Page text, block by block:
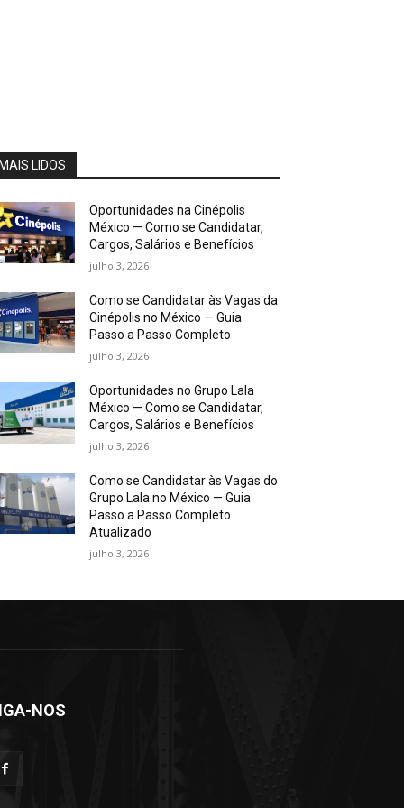
MAIS LIDOS
Oportunidades na Cinépolis
México — Como se Candidatar,
Cargos, Salários e Benefícios
julho 3, 2026
Como se Candidatar às Vagas da
Cinépolis no México — Guia
Passo a Passo Completo
julho 3, 2026
Oportunidades no Grupo Lala
México — Como se Candidatar,
Cargos, Salários e Benefícios
julho 3, 2026
Como se Candidatar às Vagas do
Grupo Lala no México — Guia
Passo a Passo Completo
Atualizado
julho 3, 2026
NOS